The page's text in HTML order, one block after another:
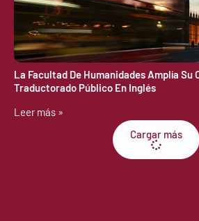
La Facultad De Humanidades Amplía Su
Traductorado Público En Inglés
Leer más »
Cargar más